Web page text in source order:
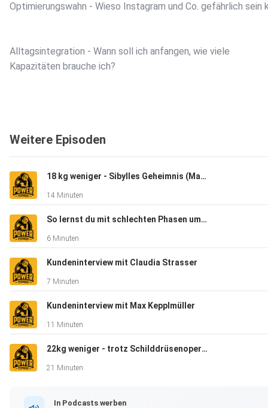
Optimierungswahn - Wieso Instagram und Co. gefährlich sein
Alltagsintegration - Wann soll ich anfangen, wie viele
Kapazitäten brauche ich?
Website: www.powerfitness.at
Weitere Episoden
18 kg weniger - Sibylles Geheimnis (Mama wollte wieder fit für ihr Kind sein)
14 Minuten
So lernst du mit schlechten Phasen umzugehen (Musterbrechen)
6 Minuten
Kundeninterview mit Claudia Strasser
7 Minuten
Kundeninterview mit Max Kepplmüller
11 Minuten
22kg weniger - trotz Schilddrüsenoperation (mit nur 2h pro Woche)
21 Minuten
In Podcasts werben